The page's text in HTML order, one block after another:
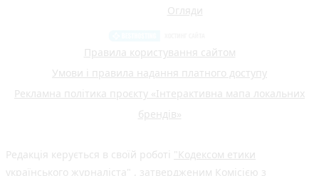
Огляди
Правила користування сайтом
Умови і правила надання платного доступу
Рекламна політика проєкту «Інтерактивна мапа локальних
брендів»
Редакція керується в своїй роботі "Кодексом етики
українського журналіста" , затвердженим Комісією з